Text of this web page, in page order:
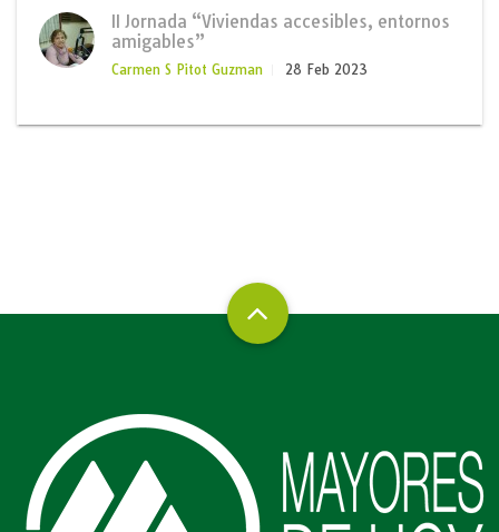
II Jornada “Viviendas accesibles, entornos
amigables”
Carmen S Pitot Guzman 28 Feb 2023